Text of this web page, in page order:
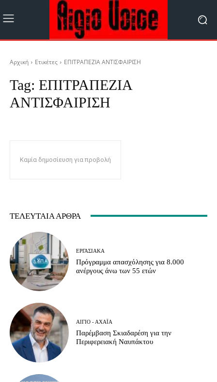
Αρχική Ετικέτες ΕΠΙΤΡΑΠΕΖΙΑ ΑΝΤΙΣΦΑΙΡΙΣΗ
Tag: ΕΠΙΤΡΑΠΕΖΙΑ
ΑΝΤΙΣΦΑΙΡΙΣΗ
Καμία δημοσίευση για προβολή
ΤΕΛΕΥΤΑΊΑ ΆΡΘΡΑ
ΕΡΓΑΣΙΑΚΆ
Πρόγραμμα απασχόλησης για 8.000
ανέργους άνω των 55 ετών
ΑΊΓΙΟ - ΑΧΑΪ́Α
Παρέμβαση Σκιαδαρέση για την
Περιφερειακή Ναυπάκτου